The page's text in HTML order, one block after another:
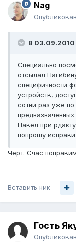
Nag
В 03.09.2010
Специально
отсылал
специфичности
устройств,
сотни раз уже
Павел при
попрошу
Черт. Счас
Вставить ник
Гость